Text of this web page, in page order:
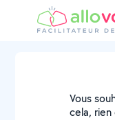
Vous
cela, rien